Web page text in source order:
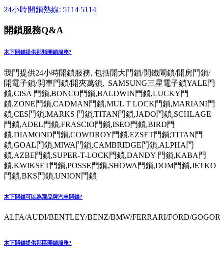
24小時開鎖熱線: 5114 5114
開鎖服務Q&A
木下開鎖提供那類開鎖服務?
我門提供24小時開鎖服務, 包括開大門鎖/開鐵閘鎖/開房門鎖/
開電子鎖/開車門鎖/開夾萬鎖, SAMSUNG三星電子鎖YALE門
鎖,CISA 門鎖,BONCO門鎖,BALDWIN門鎖,LUCKY門
鎖,ZONE門鎖,CADMAN門鎖,MUL T LOCK門鎖,MARIANI門
鎖,CES門鎖,MARKS 門鎖,TITAN門鎖,JADO門鎖,SCHLAGE
門鎖,ADEL門鎖,FRASCIO門鎖,ISEO門鎖,BIRD門
鎖,DIAMOND門鎖,COWDROY門鎖,EZSET門鎖;TITAN門
鎖,GOAL門鎖,MIWA門鎖,CAMBRIDGE門鎖,ALPHA門
鎖,AZBE門鎖,SUPER-T-LOCK門鎖,DANDY 門鎖,KABA門
鎖,KWIKSET門鎖,POSSE門鎖,SHOWA門鎖,DOM門鎖,JETKO
門鎖,BKS門鎖,UNION門鎖
木下開鎖可以為那品牌汽車開鎖?
ALFA/AUDI/BENTLEY/BENZ/BMW/FERRARI/FORD/
木下開鎖提供那區開鎖服務?